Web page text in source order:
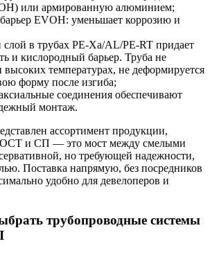
или армированную алюминием;
EVOH: уменьшает коррозию и
в трубах PE-Xa/AL/PE-RT придает
и кислородный барьер. Труба не
высоких температурах, не деформируется
форму после изгиба;
соединения обеспечивают
монтаж.
ассортимент продукции,
и СП — это мост между смелыми
но требующей надежности,
Поставка напрямую, без посредников
удобно для девелоперов и
трубопроводные системы